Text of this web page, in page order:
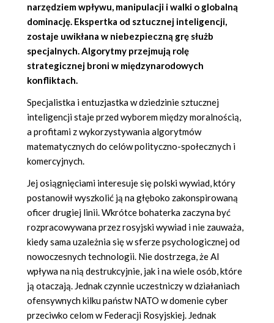
narzędziem wpływu, manipulacji i walki o globalną
dominację. Ekspertka od sztucznej inteligencji,
zostaje uwikłana w niebezpieczną grę służb
specjalnych. Algorytmy przejmują rolę
strategicznej broni w międzynarodowych
konfliktach.
Specjalistka i entuzjastka w dziedzinie sztucznej
inteligencji staje przed wyborem między moralnością,
a profitami z wykorzystywania algorytmów
matematycznych do celów polityczno-społecznych i
komercyjnych.
Jej osiągnięciami interesuje się polski wywiad, który
postanowił wyszkolić ją na głęboko zakonspirowaną
oficer drugiej linii. Wkrótce bohaterka zaczyna być
rozpracowywana przez rosyjski wywiad i nie zauważa,
kiedy sama uzależnia się w sferze psychologicznej od
nowoczesnych technologii. Nie dostrzega, że AI
wpływa na nią destrukcyjnie, jak i na wiele osób, które
ją otaczają. Jednak czynnie uczestniczy w działaniach
ofensywnych kilku państw NATO w domenie cyber
przeciwko celom w Federacji Rosyjskiej. Jednak